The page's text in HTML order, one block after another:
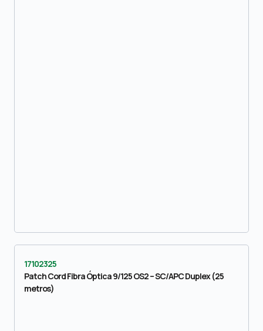
17102325
Patch Cord Fibra Óptica 9/125 OS2 – SC/APC Duplex (25
metros)